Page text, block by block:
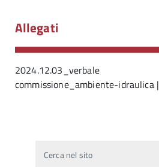
Allegati
2024.12.03_verbale
commissione_ambiente-idraulica |
Cerca nel sito